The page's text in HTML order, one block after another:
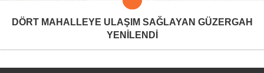
DÖRT MAHALLEYE ULAŞIM SAĞLAYAN GÜZERGAH
YENİLENDİ